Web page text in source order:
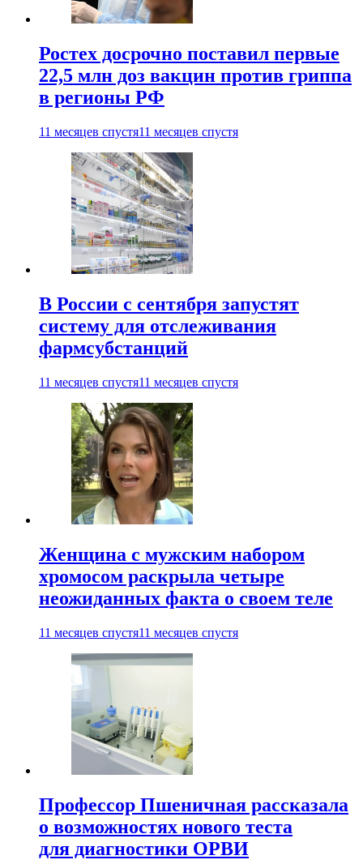
Ростех досрочно поставил первые
22,5 млн доз вакцин против гриппа
в регионы РФ
11 месяцев спустя11 месяцев спустя
В России с сентября запустят
систему для отслеживания
фармсубстанций
11 месяцев спустя11 месяцев спустя
Женщина с мужским набором
хромосом раскрыла четыре
неожиданных факта о своем теле
11 месяцев спустя11 месяцев спустя
Профессор Пшеничная рассказала
о возможностях нового теста
для диагностики ОРВИ